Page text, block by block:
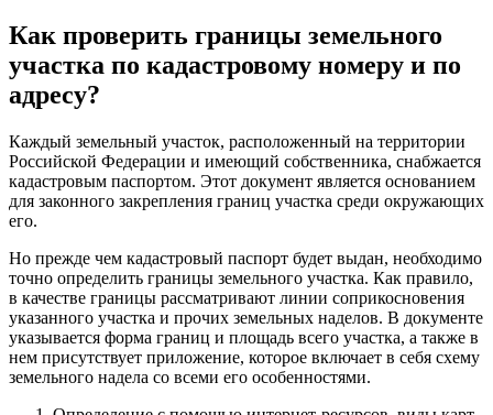
Как проверить границы земельного
участка по кадастровому номеру и по
адресу?
Каждый земельный участок, расположенный на территории
Российской Федерации и имеющий собственника, снабжается
кадастровым паспортом. Этот документ является основанием
для законного закрепления границ участка среди окружающих
его.
Но прежде чем кадастровый паспорт будет выдан, необходимо
точно определить границы земельного участка. Как правило,
в качестве границы рассматривают линии соприкосновения
указанного участка и прочих земельных наделов. В документе
указывается форма границ и площадь всего участка, а также в
нем присутствует приложение, которое включает в себя схему
земельного надела со всеми его особенностями.